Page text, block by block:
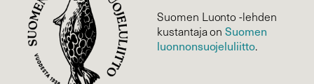
Suomen Luonto -lehden
kustantaja onSuomen
luonnonsuojelu­liitto.